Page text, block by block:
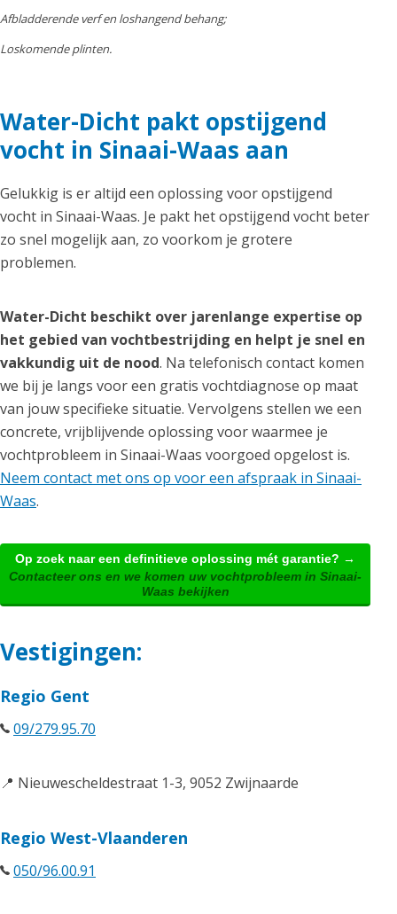
Afbladderende verf en loshangend behang;
Loskomende plinten.
Water-Dicht pakt opstijgend
vocht in Sinaai-Waas aan
Gelukkig is er altijd een oplossing voor opstijgend
vocht in Sinaai-Waas. Je pakt het opstijgend vocht beter
zo snel mogelijk aan, zo voorkom je grotere
problemen.
Water-Dicht beschikt over jarenlange expertise op
het gebied van vochtbestrijding en helpt je snel en
vakkundig uit de nood. Na telefonisch contact komen
we bij je langs voor een gratis vochtdiagnose op maat
van jouw specifieke situatie. Vervolgens stellen we een
concrete, vrijblijvende oplossing voor waarmee je
vochtprobleem in Sinaai-Waas voorgoed opgelost is.
Neem contact met ons op voor een afspraak in Sinaai-
Waas.
Op zoek naar een definitieve oplossing mét garantie? →
Contacteer ons en we komen uw vochtprobleem in Sinaai-
Waas bekijken
Vestigingen:
Regio Gent
09/279.95.70
📍 Nieuwescheldestraat 1-3, 9052 Zwijnaarde
Regio West-Vlaanderen
050/96.00.91